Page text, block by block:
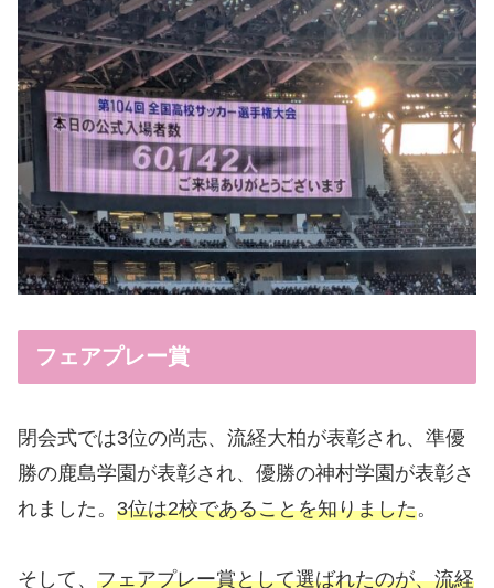
フェアプレー賞
閉会式では3位の尚志、流経大柏が表彰され、準優
勝の鹿島学園が表彰され、優勝の神村学園が表彰さ
れました。 3位は2校であることを知りました。
そして、 フェアプレー賞として選ばれたのが、流経